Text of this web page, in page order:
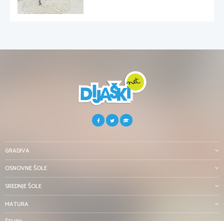
GRADIVA
OSNOVNE ŠOLE
SREDNJE ŠOLE
MATURA